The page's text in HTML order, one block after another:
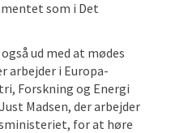
som i Det
ud med at mødes
arbejder i Europa-
Forskning og Energi
Madsen, der arbejder
for at høre